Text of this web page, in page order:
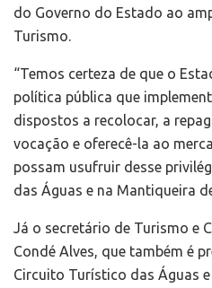
do Governo do Estado ao
Turismo.
“Temos certeza de que o
política pública que
dispostos a recolocar, a
vocação e oferecê-la ao
possam usufruir desse
das Águas e na Mantiqueira
Já o secretário de Turismo e
Condé Alves, que também é
Circuito Turístico das Águas